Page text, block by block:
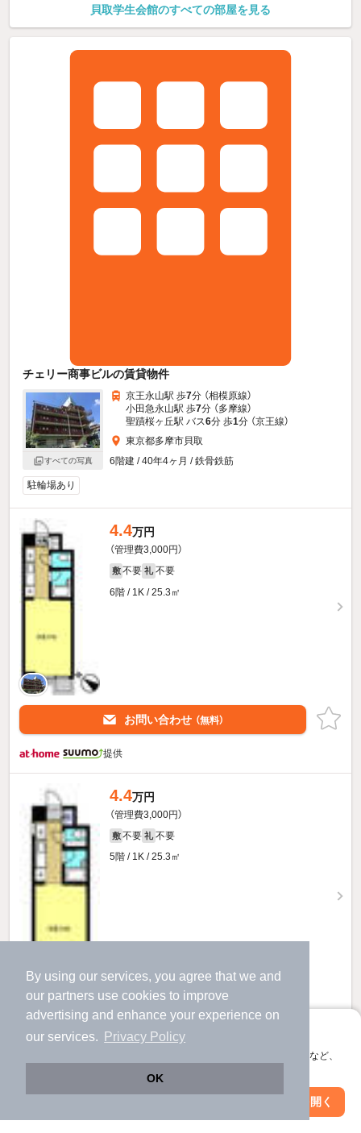
By using our services, you agree that we and
our partners use cookies to improve
advertising and enhance your experience on
our services.
Privacy Policy
OK
アプリに切り替えて、サクサクお部屋探し
会員登録なしですぐ使える。マップ検索やお気に入り保存など、
アプリを開く
貝取学生会館のすべての部屋を見る
チェリー商事ビルの賃貸物件
すべての写真
京王永山駅 歩7分 （相模原線）
小田急永山駅 歩7分 （多摩線）
聖蹟桜ヶ丘駅 バス6分 歩1分 （京王線）
東京都多摩市貝取
6階建 / 40年4ヶ月 / 鉄骨鉄筋
駐輪場あり
4.4万円
（管理費3,000円）
敷 不要 礼 不要
6階 / 1K / 25.3㎡
お問い合わせ （無料）
提供
4.4万円
（管理費3,000円）
敷 不要 礼 不要
5階 / 1K / 25.3㎡
お問い合わせ
絞り込み条件を変更